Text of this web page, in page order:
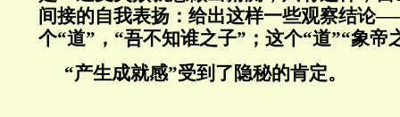
间接的自我表扬：给出这样一些观察结论
个“道”，“吾不知谁之子”；这个“道”“象帝
“产生成就感”受到了隐秘的肯定。